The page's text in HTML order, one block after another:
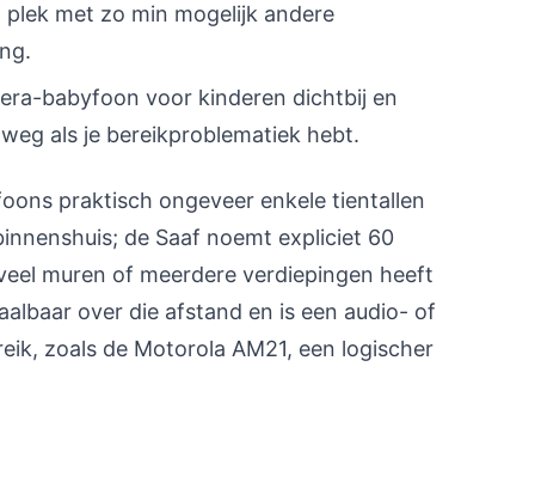
met zo min mogelijk andere
babyfoon voor kinderen dichtbij en
als je bereikproblematiek hebt.
praktisch ongeveer enkele tientallen
de Saaf noemt expliciet 60
muren of meerdere verdiepingen heeft
over die afstand en is een audio- of
zoals de Motorola AM21, een logischer